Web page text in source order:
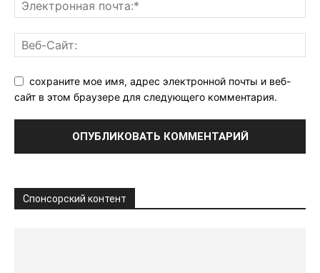
сохраните мое имя, адрес электронной почты и веб-
сайт в этом браузере для следующего комментария.
Спонсорский контент